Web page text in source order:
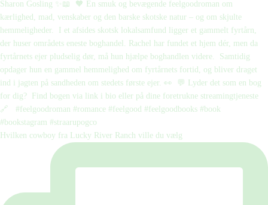
Hvilken cowboy fra Lucky River Ranch ville du vælg